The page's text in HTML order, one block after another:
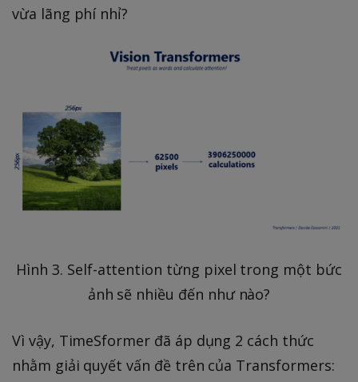
3
9
0
6
5
0
0
0
^
=
3
5
4
vừa lãng phí nhỉ?
Hình 3. Self-attention từng pixel trong một bức
ảnh sẽ nhiều đến như nào?
Vì vậy, TimeSformer đã áp dụng 2 cách thức
nhằm giải quyết vấn đề trên của Transformers: